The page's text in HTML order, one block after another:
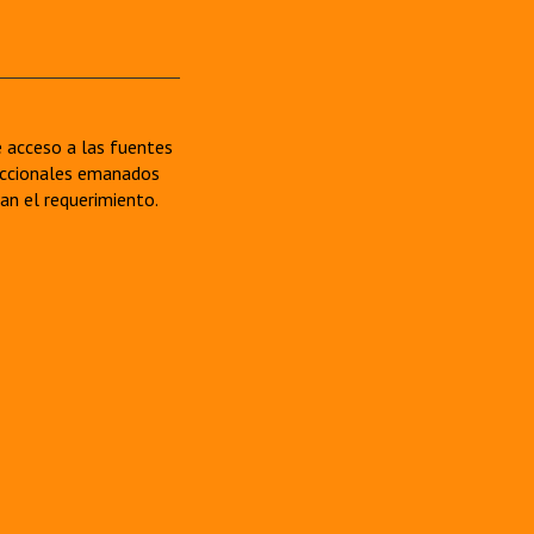
acceso a las fuentes
emanados
el requerimiento.